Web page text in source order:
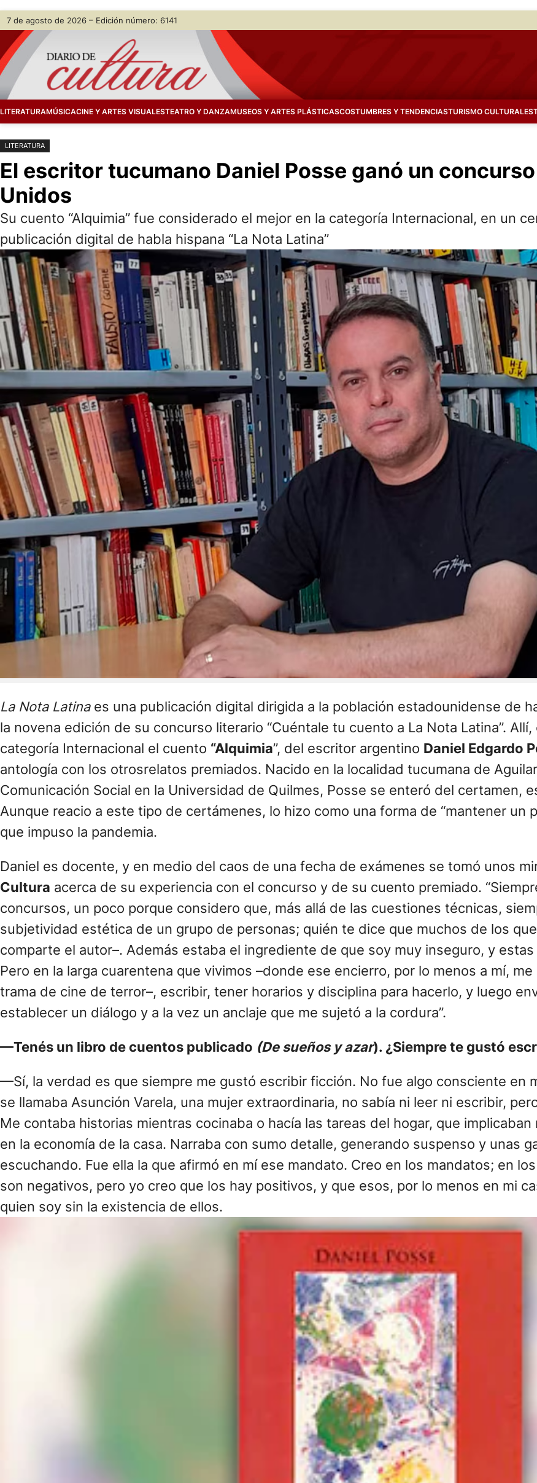
Saltar
contenido
Skip
content
7 de agosto de 2026 – Edición número: 6141
LITERATURAMÚSICACINE Y ARTES VISUALESTEATRO Y DANZAMUSEOS Y ARTES PLÁSTICASCOSTUMBRES Y TENDENCIASTURISMO CULTURAL
LITERATURA
El escritor tucumano Daniel Posse ganó un
Unidos
Su cuento “Alquimia” fue considerado el mejor en la categoría Internacional, en un
publicación digital de habla hispana “La Nota Latina”
La Nota Latinaes una publicación digital dirigida a la población estadounidense de
la novena edición de su concurso literario “Cuéntale tu cuento a La Nota Latina”.
categoría Internacional el cuento “Alquimia”, del escritor argentino Daniel Edgardo
antología con los otrosrelatos premiados. Nacido en la localidad tucumana de
Comunicación Social en la Universidad de Quilmes, Posse se enteró del certamen,
Aunque reacio a este tipo de certámenes, lo hizo como una forma de “mantener un
que impuso la pandemia.
Daniel es docente, y en medio del caos de una fecha de exámenes se tomó unos
Cultura acerca de su experiencia con el concurso y de su cuento premiado.
concursos, un poco porque considero que, más allá de las cuestiones técnicas,
subjetividad estética de un grupo de personas; quién te dice que muchos de los
comparte el autor–. Además estaba el ingrediente de que soy muy inseguro, y
Pero en la larga cuarentena que vivimos –donde ese encierro, por lo menos a mí,
trama de cine de terror–, escribir, tener horarios y disciplina para hacerlo, y luego
establecer un diálogo y a la vez un anclaje que me sujetó a la cordura”.
—Tenés un libro de cuentos publicado (De sueños y azar). ¿Siempre te gustó
—Sí, la verdad es que siempre me gustó escribir ficción. No fue algo consciente en
se llamaba Asunción Varela, una mujer extraordinaria, no sabía ni leer ni escribir,
Me contaba historias mientras cocinaba o hacía las tareas del hogar, que
en la economía de la casa. Narraba con sumo detalle, generando suspenso y unas
escuchando. Fue ella la que afirmó en mí ese mandato. Creo en los mandatos; en
son negativos, pero yo creo que los hay positivos, y que esos, por lo menos en mi
quien soy sin la existencia de ellos.